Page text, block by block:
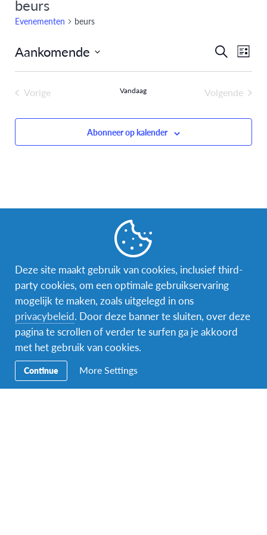
beurs
Evenementen beurs
Zoeken
en
Zoeken
Lijst
Aankomende
Selecteer
datum.
Vorige
Vandaag
Volgende
Abonneer op kalender
FacebookInstagramMessenger
Secundaire
Navigatie
Naar het buitenland
Word gastgezin
Deze site maakt gebruik van cookies, inclusief third-
party cookies, om een optimale gebruikservaring
mogelijk te maken, zoals uitgelegd in ons
privacybeleid. Door deze banner te sluiten, over deze
pagina te scrollen of verder te surfen ga je akkoord
met het gebruik van cookies.
Continue More Settings